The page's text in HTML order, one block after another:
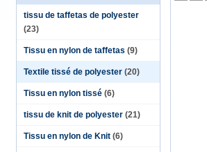
tissu de taffetas de polyester
(23)
Tissu en nylon de taffetas (9)
Textile tissé de polyester (20)
Tissu en nylon tissé (6)
tissu de knit de polyester (21)
Tissu en nylon de Knit (6)